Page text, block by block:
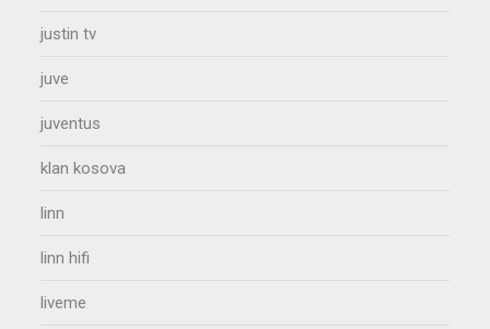
justin tv
juve
juventus
klan kosova
linn
linn hifi
liveme